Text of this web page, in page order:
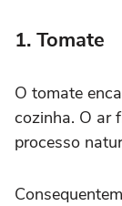
1. Tomate
O tomate
cozinha. O ar
processo